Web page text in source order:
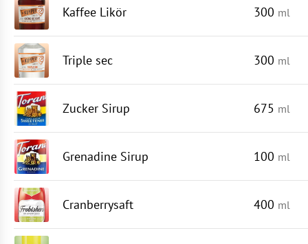
Kaffee Likör 300 ml
Triple sec 300 ml
Zucker Sirup 675 ml
Grenadine Sirup 100 ml
Cranberrysaft 400 ml